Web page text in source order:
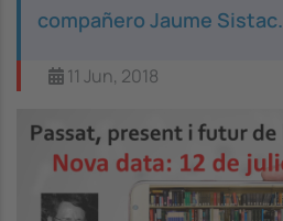
compañero Jaume Sistac.
11 Jun, 2018
Image